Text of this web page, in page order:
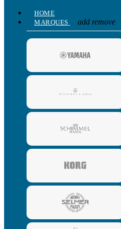
HOME
MARQUES
add remove